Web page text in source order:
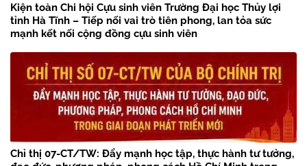
Kiện toàn Chi hội Cựu sinh viên Trường Đại học Thủy lợi
tỉnh Hà Tĩnh – Tiếp nối vai trò tiên phong, lan tỏa sức
mạnh kết nối cộng đồng cựu sinh viên
Chỉ thị 07-CT/TW: Đẩy mạnh học tập, thực hành tư tưởng,